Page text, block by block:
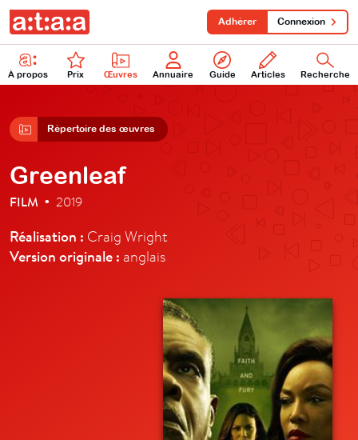
À propos Prix Œuvres Annuaire Guide Articles Recherche
Adhérer Connexion
Répertoire des œuvres
Greenleaf
FILM • 2019
Réalisation : Craig Wright
Version originale : anglais